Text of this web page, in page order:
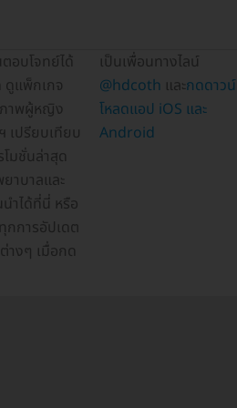
เป็นเพื่อนทางไลน์
@hdcoth และกดดาวน์
โหลดแอป iOS และ
Android